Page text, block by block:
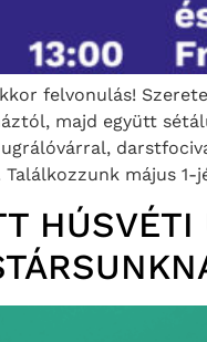
felvonulás!
majd együtt
Találkozzunk május 1-
HÚSVÉTI